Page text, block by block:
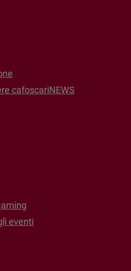
cafoscariNEWS
eventi